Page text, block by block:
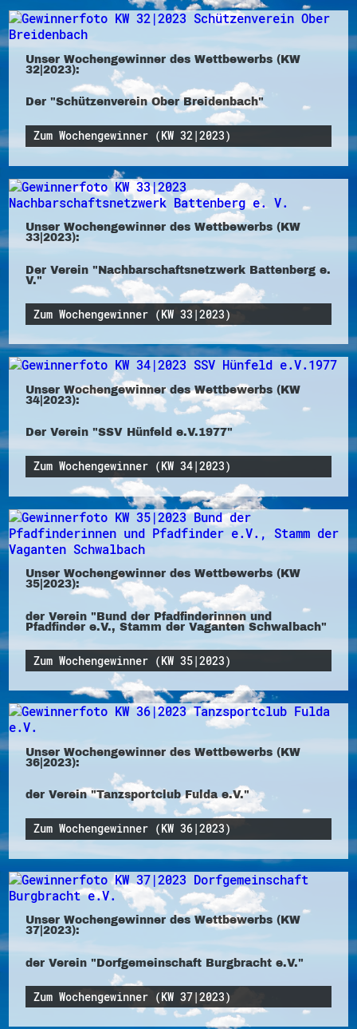
Unser Wochengewinner des Wettbewerbs (KW
32|2023):
Der "Schützenverein Ober Breidenbach"
Zum Wochengewinner (KW 32|2023)
Unser Wochengewinner des Wettbewerbs (KW
33|2023):
Der Verein "Nachbarschaftsnetzwerk Battenberg e.
V."
Zum Wochengewinner (KW 33|2023)
Unser Wochengewinner des Wettbewerbs (KW
34|2023):
Der Verein "SSV Hünfeld e.V.1977"
Zum Wochengewinner (KW 34|2023)
Unser Wochengewinner des Wettbewerbs (KW
35|2023):
der Verein "Bund der Pfadfinderinnen und
Pfadfinder e.V., Stamm der Vaganten Schwalbach"
Zum Wochengewinner (KW 35|2023)
Unser Wochengewinner des Wettbewerbs (KW
36|2023):
der Verein "Tanzsportclub Fulda e.V."
Zum Wochengewinner (KW 36|2023)
Unser Wochengewinner des Wettbewerbs (KW
37|2023):
der Verein "Dorfgemeinschaft Burgbracht e.V."
Zum Wochengewinner (KW 37|2023)